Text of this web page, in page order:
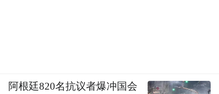
阿根廷820名抗议者爆冲国会